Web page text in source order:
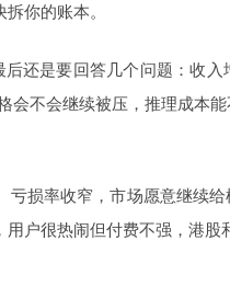
你的账本。
还是要回答几个问题：收
会不会继续被压，推理成本
亏损率收窄，市场愿意继续
户很热闹但付费不强，港股